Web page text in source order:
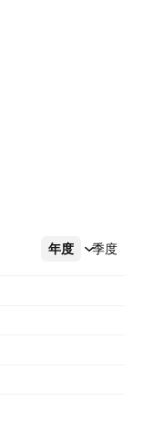
年度 季度
更多